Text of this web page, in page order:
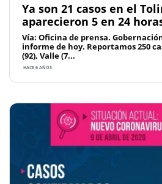
Ya son 21 casos en el
aparecieron 5 en 24
Vía: Oficina de prensa.
informe de hoy. Reportamos 250
(92), Valle (7...
HACE 6 AÑOS